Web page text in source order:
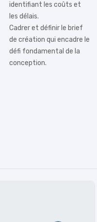
identifiant les coûts et
les délais.
Cadrer et définir le brief
de création qui encadre le
défi fondamental de la
conception.